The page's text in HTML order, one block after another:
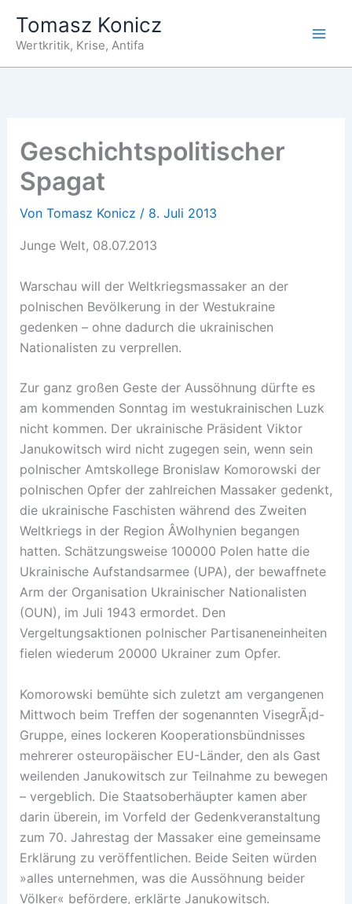
Inhalt
springen
Tomasz Konicz
Wertkritik, Krise, Antifa
Geschichtspolitischer
Spagat
Von Tomasz Konicz / 8. Juli 2013
Junge Welt, 08.07.2013
Warschau will der Weltkriegsmassaker an der
polnischen Bevölkerung in der Westukraine
gedenken – ohne dadurch die ukrainischen
Nationalisten zu verprellen.
Zur ganz großen Geste der Aussöhnung dürfte es
am kommenden Sonntag im westukrainischen Luzk
nicht kommen. Der ukrainische Präsident Viktor
Janukowitsch wird nicht zugegen sein, wenn sein
polnischer Amtskollege Bronislaw Komorowski der
polnischen Opfer der zahlreichen Massaker gedenkt,
die ukrainische Faschisten während des Zweiten
Weltkriegs in der Region Â­Wolhynien begangen
hatten. Schätzungsweise 100000 Polen hatte die
Ukrainische Aufstandsarmee (UPA), der bewaffnete
Arm der Organisation Ukrainischer Nationalisten
(OUN), im Juli 1943 ermordet. Den
Vergeltungsaktionen polnischer Partisaneneinheiten
fielen wiederum 20000 Ukrainer zum Opfer.
Komorowski bemühte sich zuletzt am vergangenen
Mittwoch beim Treffen der sogenannten VisegrÃ¡d-
Gruppe, eines lockeren Kooperationsbündnisses
mehrerer osteuropäischer EU-Länder, den als Gast
weilenden Janukowitsch zur Teilnahme zu bewegen
– vergeblich. Die Staatsoberhäupter kamen aber
darin überein, im Vorfeld der Gedenkveranstaltung
zum 70. Jahrestag der Massaker eine gemeinsame
Erklärung zu veröffentlichen. Beide Seiten würden
»alles unternehmen, was die Aussöhnung beider
Völker« befördere, erklärte Janukowitsch.